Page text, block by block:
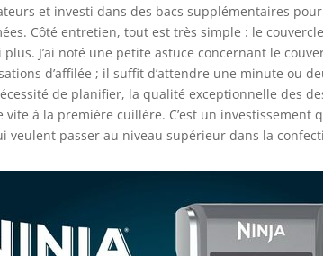
et investi dans des bacs supplémentaires
Côté entretien, tout est très simple : le
J’ai noté une petite astuce concernant le
d’affilée ; il suffit d’attendre une minute ou
de planifier, la qualité exceptionnelle des
vite à la première cuillère. C’est un investissement
veulent passer au niveau supérieur dans la